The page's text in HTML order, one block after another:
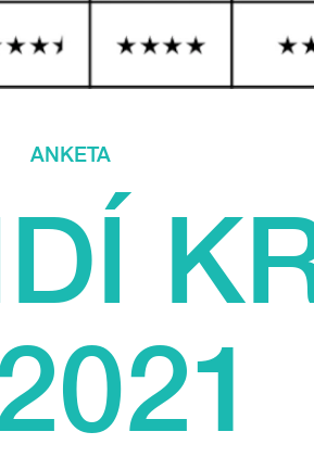
ANKETA